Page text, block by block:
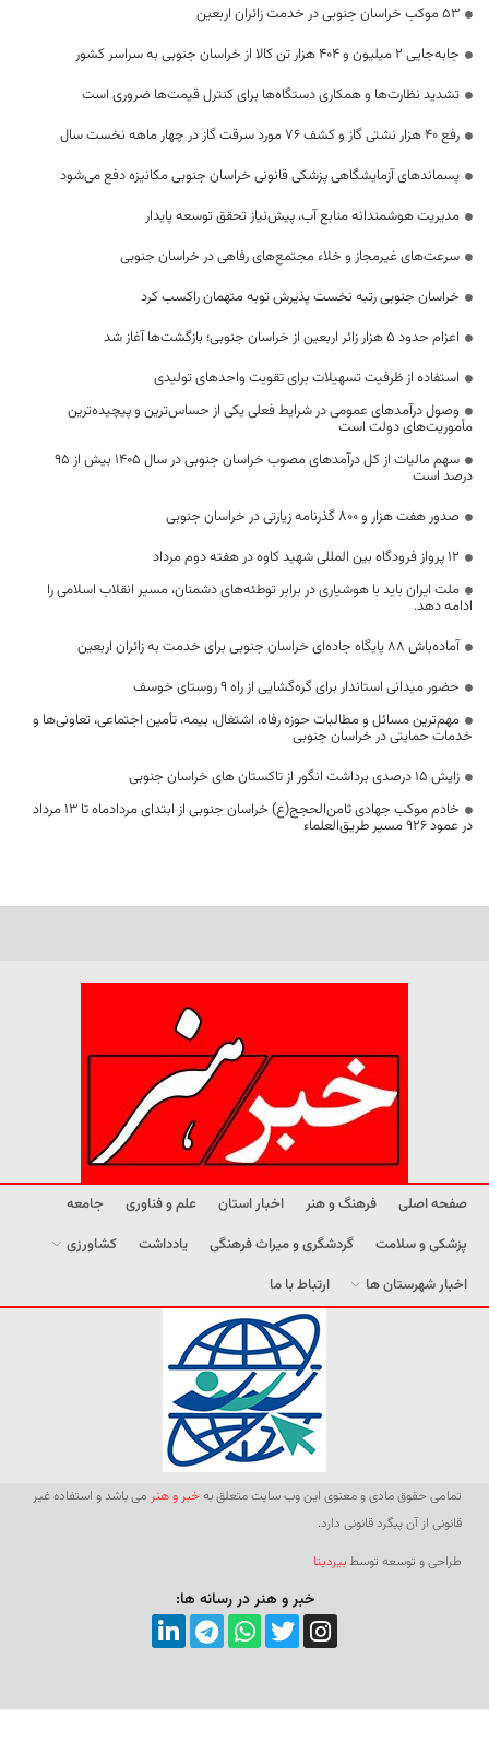
53 موکب خراسان جنوبی در خدمت زائران اربعین
جابه‌جایی 2 میلیون و 404 هزار تن کالا از خراسان جنوبی به سراسر کشور
تشدید نظارت‌ها و همکاری دستگاه‌ها برای کنترل قیمت‌ها ضروری است
رفع 40 هزار نشتی گاز و کشف 76 مورد سرقت گاز در چهار ماهه نخست سال
پسماندهای آزمایشگاهی پزشکی قانونی خراسان جنوبی مکانیزه دفع می‌شود
مدیریت هوشمندانه منابع آب، پیش‌نیاز تحقق توسعه پایدار
سرعت‌های غیرمجاز و خلاء مجتمع‌های رفاهی در خراسان جنوبی
خراسان جنوبی رتبه نخست پذیرش توبه متهمان راکسب کرد
اعزام حدود 5 هزار زائر اربعین از خراسان جنوبی؛ بازگشت‌ها آغاز شد
استفاده از ظرفیت تسهیلات برای تقویت واحدهای تولیدی
وصول درآمدهای عمومی در شرایط فعلی یکی از حساس‌ترین و پیچیده‌ترین
مأموریت‌های دولت است
سهم مالیات از کل درآمدهای مصوب خراسان جنوبی در سال ۱۴۰۵ بیش از ۹۵
درصد است
صدور هفت هزار و ۸۰۰ گذرنامه زیارتی در خراسان جنوبی
۱۲ پرواز فرودگاه بین المللی شهید کاوه در هفته دوم مرداد
ملت ایران باید با هوشیاری در برابر توطئه‌های دشمنان، مسیر انقلاب اسلامی را
ادامه دهد.
آماده‌باش ۸۸ پایگاه جاده‌ای خراسان جنوبی برای خدمت به زائران اربعین
حضور میدانی استاندار برای گره‌گشایی از راه ۹ روستای خوسف
مهم‌ترین مسائل و مطالبات حوزه رفاه، اشتغال، بیمه، تأمین اجتماعی، تعاونی‌ها و
خدمات حمایتی در خراسان جنوبی
زایش ۱۵ درصدی برداشت انگور از تاکستان های خراسان جنوبی
خادم موکب جهادی ثامن‌الحجج(ع) خراسان جنوبی از ابتدای مردادماه تا ۱۳ مرداد
در عمود ۹۲۶ مسیر طریق‌العلماء
صفحه اصلی فرهنگ و هنر اخبار استان علم و فناوری
جامعه
پزشکی و سلامت
گردشگری و میراث فرهنگی یادداشت
کشاورزی
اخبار شهرستان ها
ارتباط با ما
تمامی حقوق مادی و معنوی این وب سایت متعلق بهخبر و هنر می باشد و استفاده غیر
قانونی از آن پیگرد قانونی دارد.
طراحی و توسعه توسطبیردیتا
خبر و هنر در رسانه ها: